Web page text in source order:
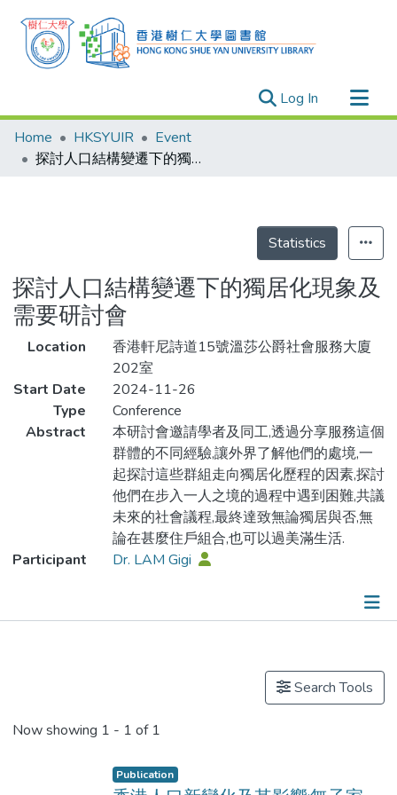
Log In (current)
Research Outputs
Researchers
Theses
Home HKSYUIR
Event
探討人口結構變遷下的獨居化現象及需要研討會
Statistics
探討人口結構變遷下的獨居化現象及
需要研討會
Location
香港軒尼詩道15號溫莎公爵社會服務大廈
202室
Start Date
2024-11-26
Type
Conference
Abstract
本研討會邀請學者及同工,透過分享服務這個
群體的不同經驗,讓外界了解他們的處境,一
起探討這些群組走向獨居化歷程的因素,探討
他們在步入一人之境的過程中遇到困難,共議
未來的社會議程,最終達致無論獨居與否,無
論在甚麼住戶組合,也可以過美滿生活.
Participant
Dr. LAM Gigi
Search Tools
Now showing 1 - 1 of 1
Publication